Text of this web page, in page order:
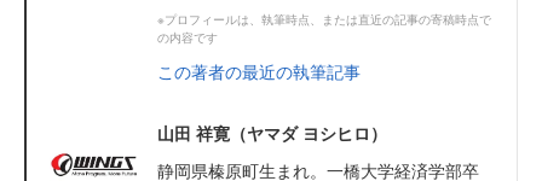
※プロフィールは、執筆時点、または直近の記事の寄稿時点で
の内容です
この著者の最近の執筆記事
山田 祥寛（ヤマダ ヨシヒロ）
静岡県榛原町生まれ。一橋大学経済学部卒